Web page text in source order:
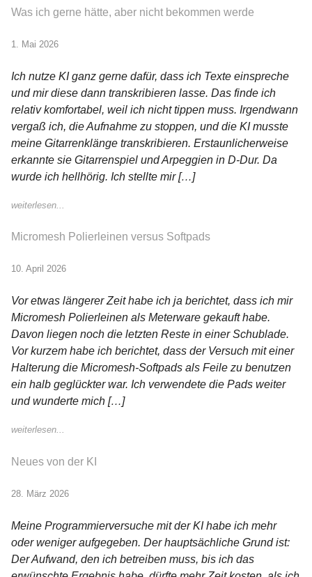
Was ich gerne hätte, aber nicht bekommen werde
1. Mai 2026
Ich nutze KI ganz gerne dafür, dass ich Texte einspreche
und mir diese dann transkribieren lasse. Das finde ich
relativ komfortabel, weil ich nicht tippen muss. Irgendwann
vergaß ich, die Aufnahme zu stoppen, und die KI musste
meine Gitarrenklänge transkribieren. Erstaunlicherweise
erkannte sie Gitarrenspiel und Arpeggien in D-Dur. Da
wurde ich hellhörig. Ich stellte mir […]
weiterlesen...
Micromesh Polierleinen versus Softpads
10. April 2026
Vor etwas längerer Zeit habe ich ja berichtet, dass ich mir
Micromesh Polierleinen als Meterware gekauft habe.
Davon liegen noch die letzten Reste in einer Schublade.
Vor kurzem habe ich berichtet, dass der Versuch mit einer
Halterung die Micromesh-Softpads als Feile zu benutzen
ein halb geglückter war. Ich verwendete die Pads weiter
und wunderte mich […]
weiterlesen...
Neues von der KI
28. März 2026
Meine Programmierversuche mit der KI habe ich mehr
oder weniger aufgegeben. Der hauptsächliche Grund ist:
Der Aufwand, den ich betreiben muss, bis ich das